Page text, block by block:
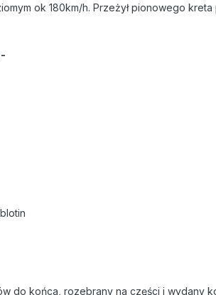
ok 180km/h. Przeżył pionowego
do końca, rozebrany na części i wydany